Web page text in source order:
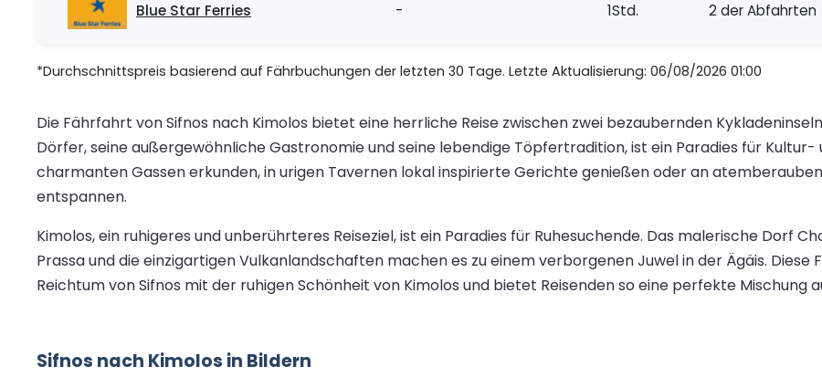
Blue Star Ferries - 1Std. 2 der Abfahrten
*Durchschnittspreis basierend auf Fährbuchungen der letzten 30 Tage. Letzte Aktualisierung: 06/08/2026 01:00
Die Fährfahrt von Sifnos nach Kimolos bietet eine herrliche Reise zwischen zwei bezaubernden
Dörfer, seine außergewöhnliche Gastronomie und seine lebendige Töpfertradition, ist ein Paradies für
charmanten Gassen erkunden, in urigen Tavernen lokal inspirierte Gerichte genießen oder an
entspannen.
Kimolos, ein ruhigeres und unberührteres Reiseziel, ist ein Paradies für Ruhesuchende. Das malerische Dorf
Prassa und die einzigartigen Vulkanlandschaften machen es zu einem verborgenen Juwel in der Ägäis.
Reichtum von Sifnos mit der ruhigen Schönheit von Kimolos und bietet Reisenden so eine perfekte Mischung
Sifnos nach Kimolos in Bildern